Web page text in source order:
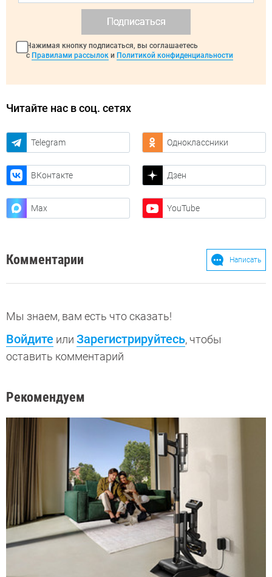
Подписаться
Нажимая кнопку подписаться, вы соглашаетесь
с Правилами рассылок и Политикой конфиденциальности
Читайте нас в соц. сетях
Telegram Одноклассники
ВКонтакте Дзен
Max YouTube
Комментарии Написать
Мы знаем, вам есть что сказать!
Войдите или Зарегистрируйтесь, чтобы
оставить комментарий
Рекомендуем